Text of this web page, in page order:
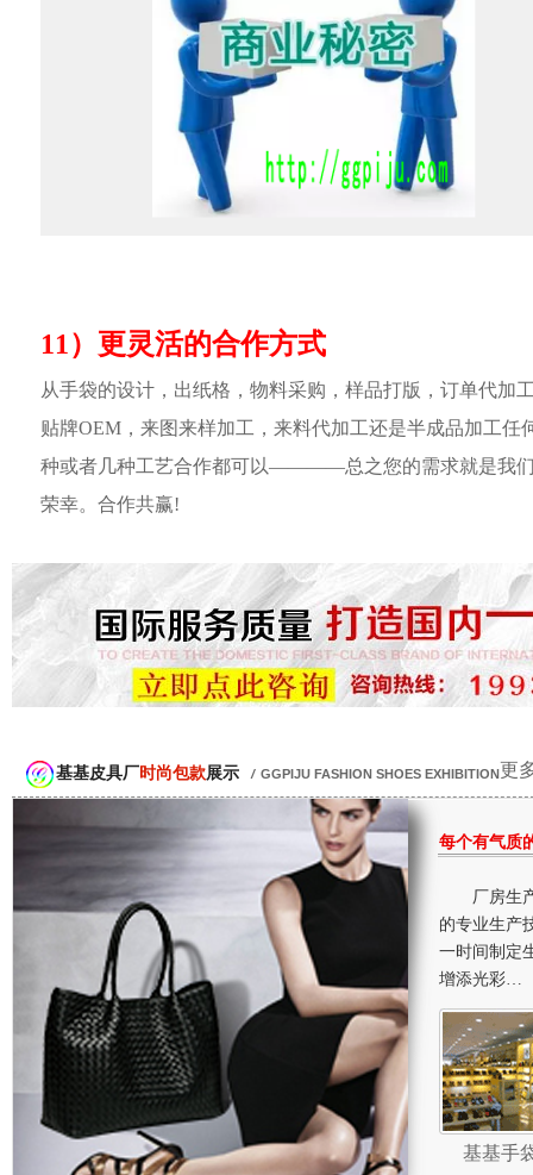
11）更灵活的合作方式
从手袋的设计，出纸格，物料采购，样品打版，订单代加
贴牌OEM，来图来样加工，来料代加工还是半成品加工任
种或者几种工艺合作都可以————总之您的需求就是我
荣幸。合作共赢!
更
基基皮具厂时尚包款展示 / GGPIJU FASHION SHOES EXHIBITION
每个有气质
厂房生
的专业生产
一时间制定
增添光彩…
基基手